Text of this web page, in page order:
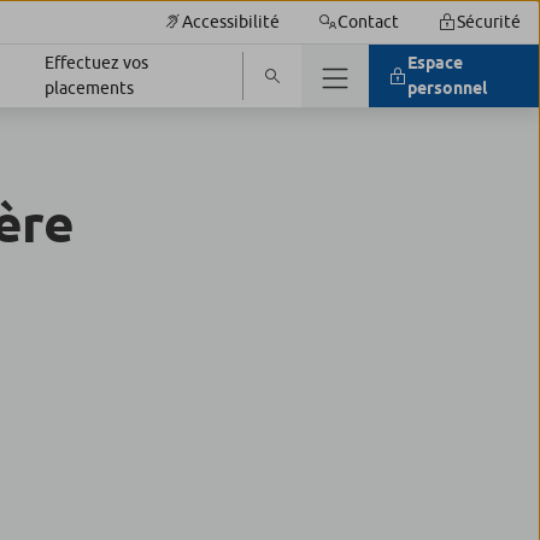
Accessibilité Contact Sécurité
Effectuez vos
placements
Espace
personnel